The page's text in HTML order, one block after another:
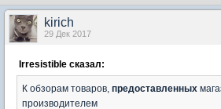
kirich
29 Дек 2017
Irresistible сказал:
К обзорам товаров, предоставленных
производителем